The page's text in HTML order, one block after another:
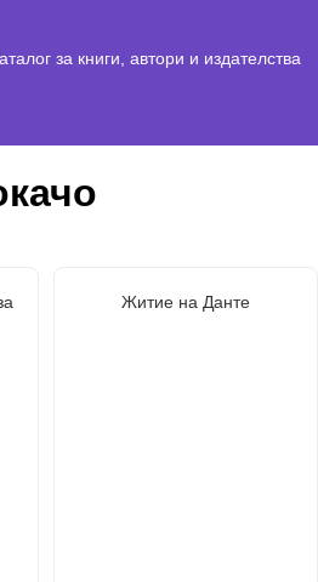
за книги, автори и издателства
Житие на Данте